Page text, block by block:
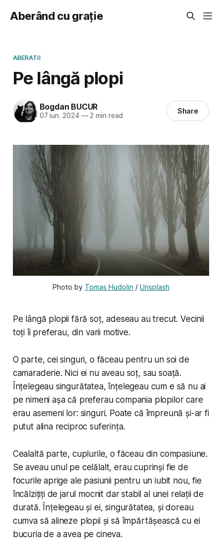
Aberând cu grație
ABERATII
Pe lângă plopi
Bogdan BUCUR
07 iun. 2024 —2 min read Share
Photo by Tomas Hudolin / Unsplash
Pe lângă plopii fără soț, adeseau au trecut. Vecinii
toți îi preferau, din varii motive.
O parte, cei singuri, o făceau pentru un soi de
camaraderie. Nici ei nu aveau soț, sau soață.
Înțelegeau singurătatea, înțelegeau cum e să nu ai
pe nimeni așa că preferau compania plopilor care
erau asemeni lor: singuri. Poate că împreună și-ar fi
putut alina reciproc suferința.
Cealaltă parte, cuplurile, o făceau din compasiune.
Se aveau unul pe celălalt, erau cuprinși fie de
focurile aprige ale pasiunii pentru un iubit nou, fie
încălzițiți de jarul mocnit dar stabil al unei relații de
durată. Înțelegeau și ei, singurătatea, și doreau
cumva să alineze plopii și să împărtășească cu ei
bucuria de a avea pe cineva.